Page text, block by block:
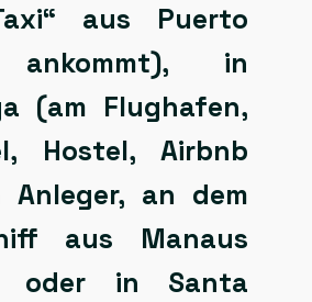
aus Puerto
ankommt), in
(am Flughafen,
Hostel, Airbnb
Anleger, an dem
aus Manaus
oder in Santa